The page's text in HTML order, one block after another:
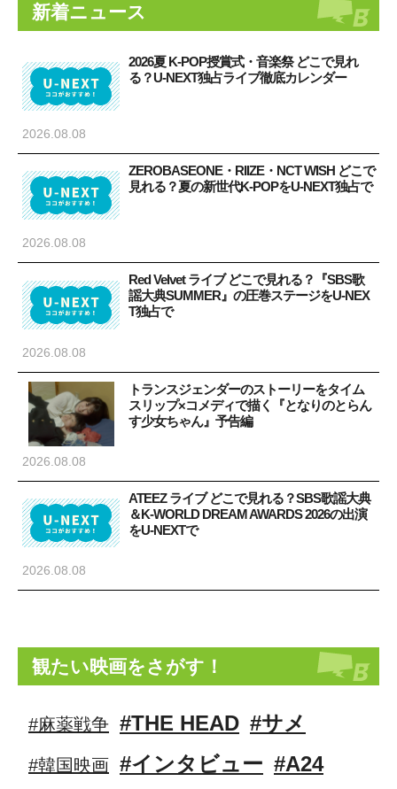
新着ニュース
2026夏 K-POP授賞式・音楽祭 どこで見れ
る？U-NEXT独占ライブ徹底カレンダー
2026.08.08
ZEROBASEONE・RIIZE・NCT WISH どこで
見れる？夏の新世代K-POPをU-NEXT独占で
2026.08.08
Red Velvet ライブ どこで見れる？『SBS歌
謡大典SUMMER』の圧巻ステージをU-NEX
T独占で
2026.08.08
トランスジェンダーのストーリーをタイム
スリップ×コメディで描く『となりのとらん
す少女ちゃん』予告編
2026.08.08
ATEEZ ライブ どこで見れる？SBS歌謡大典
＆K-WORLD DREAM AWARDS 2026の出演
をU-NEXTで
2026.08.08
観たい映画をさがす！
#麻薬戦争 #THE HEAD #サメ
#韓国映画 #インタビュー #A24